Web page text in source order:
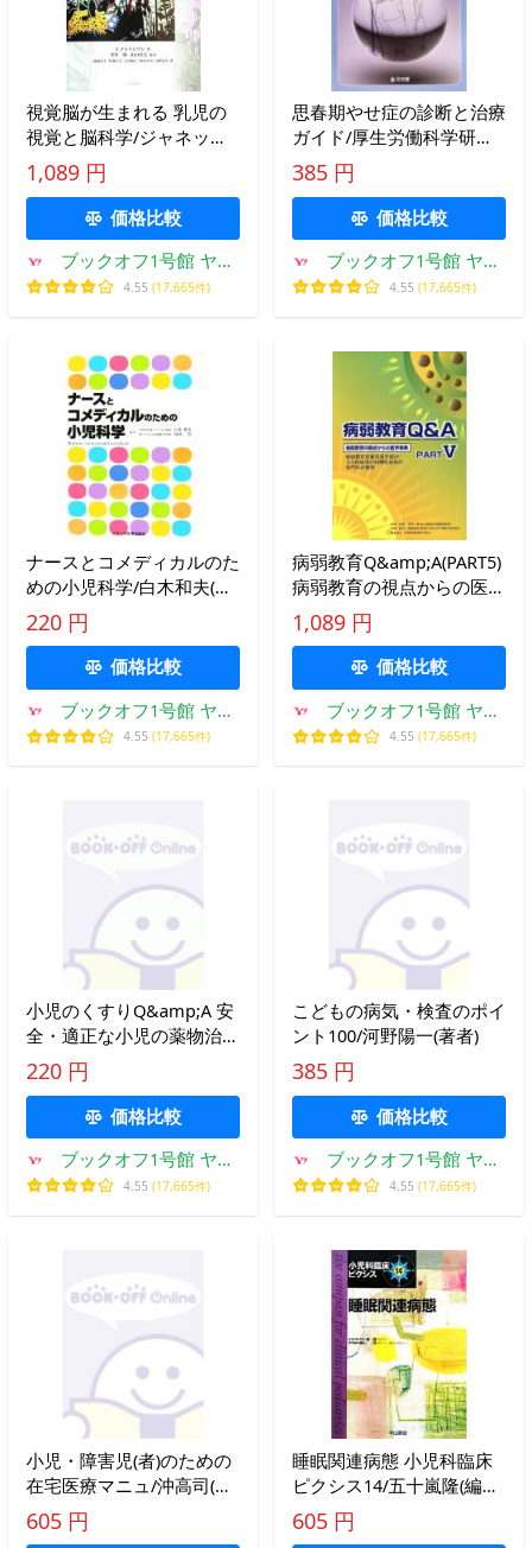
視覚脳が生まれる 乳児の
視覚と脳科学/ジャネット
アトキンソン(著者),金沢創
(訳者),山口
1,089 円
価格比較
ブックオフ1号館 ヤフ
ーショッピング店
4.55 (17,665件)
思春期やせ症の診断と治療
ガイド/厚生労働科学研究
(子ども家庭総合研究事業)
思春期やせ症と思春期の不
385 円
価格比較
ブックオフ1号館 ヤフ
ーショッピング店
4.55 (17,665件)
ナースとコメディカルのた
めの小児科学/白木和夫(編
者),高田哲(編者)
220 円
価格比較
ブックオフ1号館 ヤフ
ーショッピング店
4.55 (17,665件)
病弱教育Q&amp;A(PART5)
病弱教育の視点からの医学
事典/西間三馨,横田雅史
1,089 円
価格比較
ブックオフ1号館 ヤフ
ーショッピング店
4.55 (17,665件)
小児のくすりQ&amp;A 安
全・適正な小児の薬物治療
に向けて/佐川賢一【監
修・編】,櫛田賢次【編】
220 円
価格比較
ブックオフ1号館 ヤフ
ーショッピング店
4.55 (17,665件)
こどもの病気・検査のポイ
ント100/河野陽一(著者)
385 円
価格比較
ブックオフ1号館 ヤフ
ーショッピング店
4.55 (17,665件)
小児・障害児(者)のための
在宅医療マニュ/沖高司(著
者),熊谷俊幸(著者)
605 円
睡眠関連病態 小児科臨床
ピクシス14/五十嵐隆(編
者),神山潤(編者)
605 円